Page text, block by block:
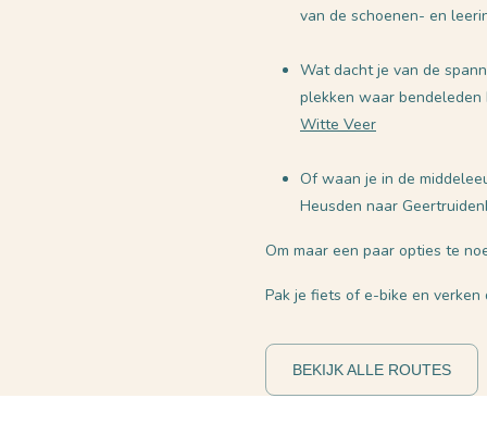
van de schoenen- en
Wat dacht je van de
plekken waar bendeleden
Witte Veer
Of waan je in de
Heusden naar
Om maar een paar opties te
Pak je fiets of e-bike en
BEKIJK ALLE ROUTES